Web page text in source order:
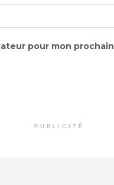
pour mon prochain
PUBLICITÉ